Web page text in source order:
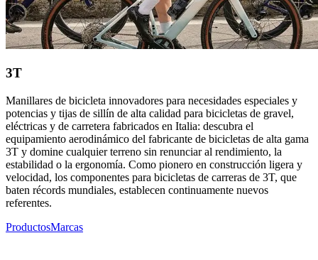
3T
Manillares de bicicleta innovadores para necesidades especiales y
potencias y tijas de sillín de alta calidad para bicicletas de gravel,
eléctricas y de carretera fabricados en Italia: descubra el
equipamiento aerodinámico del fabricante de bicicletas de alta gama
3T y domine cualquier terreno sin renunciar al rendimiento, la
estabilidad o la ergonomía. Como pionero en construcción ligera y
velocidad, los componentes para bicicletas de carreras de 3T, que
baten récords mundiales, establecen continuamente nuevos
referentes.
ProductosMarcas